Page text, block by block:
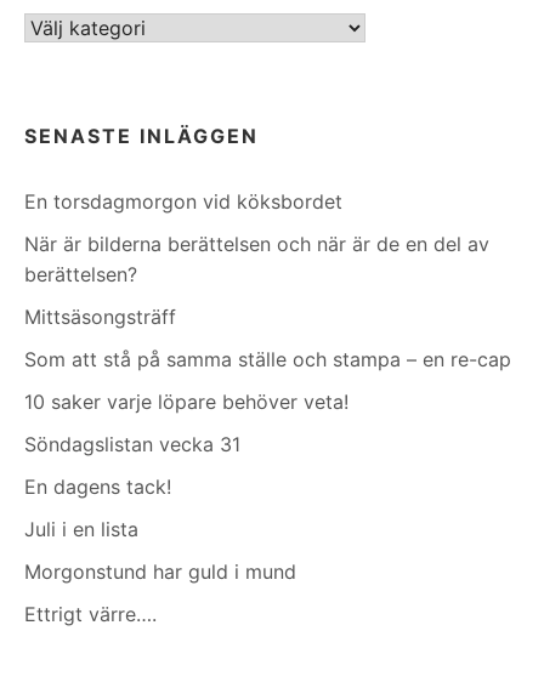
Kategorier
SENASTE INLÄGGEN
En torsdagmorgon vid köksbordet
När är bilderna berättelsen och när är de en del av
berättelsen?
Mittsäsongsträff
Som att stå på samma ställe och stampa – en re-cap
10 saker varje löpare behöver veta!
Söndagslistan vecka 31
En dagens tack!
Juli i en lista
Morgonstund har guld i mund
Ettrigt värre….